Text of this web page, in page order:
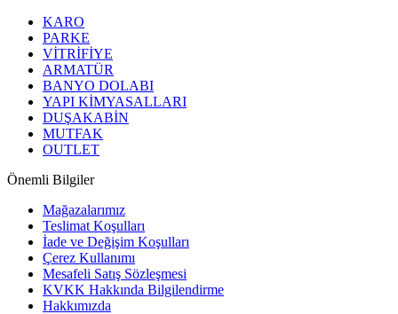
KARO
PARKE
VİTRİFİYE
ARMATÜR
BANYO DOLABI
YAPI KİMYASALLARI
DUŞAKABİN
MUTFAK
OUTLET
Önemli Bilgiler
Mağazalarımız
Teslimat Koşulları
İade ve Değişim Koşulları
Çerez Kullanımı
Mesafeli Satış Sözleşmesi
KVKK Hakkında Bilgilendirme
Hakkımızda